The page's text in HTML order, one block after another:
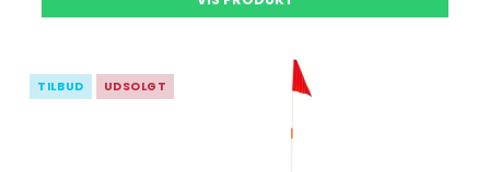
TILBUD UDSOLGT